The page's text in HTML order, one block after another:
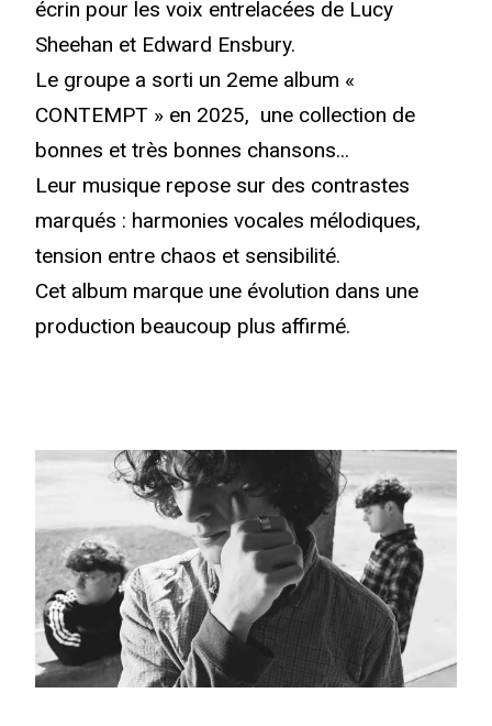
écrin pour les voix entrelacées de Lucy
Sheehan et Edward Ensbury.
Le groupe a sorti un 2eme album «
CONTEMPT » en 2025, une collection de
bonnes et très bonnes chansons...
Leur musique repose sur des contrastes
marqués : harmonies vocales mélodiques,
tension entre chaos et sensibilité.
Cet album marque une évolution dans une
production beaucoup plus affirmé.